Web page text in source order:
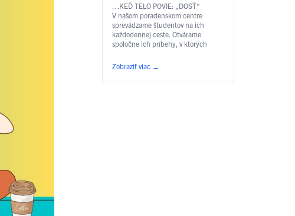
…KEĎ TELO POVIE: „DOSŤ“
V našom poradenskom centre
sprevádzame študentov na ich
každodennej ceste. Otvárame
spoločne ich príbehy, v ktorých
získavame. Ďakujeme študentke
Patrícii, že sa s nami podelila o svoju
osobnú skúsenosť a že sme mohli
Zobraziť viac →